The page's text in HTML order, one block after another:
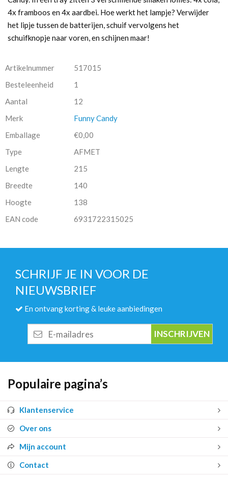
4x framboos en 4x aardbei. Hoe werkt het lampje? Verwijder
het lipje tussen de batterijen, schuif vervolgens het
schuifknopje naar voren, en schijnen maar!
Artikelnummer
517015
Besteleenheid
1
Aantal
12
Merk
Funny Candy
Emballage
€0,00
Type
AFMET
Lengte
215
Breedte
140
Hoogte
138
EAN code
6931722315025
SCHRIJF JE IN VOOR DE
NIEUWSBRIEF
En ontvang korting & leuke aanbiedingen
mailadres
Populaire pagina’s
Klantenservice
Over ons
Mijn account
Contact